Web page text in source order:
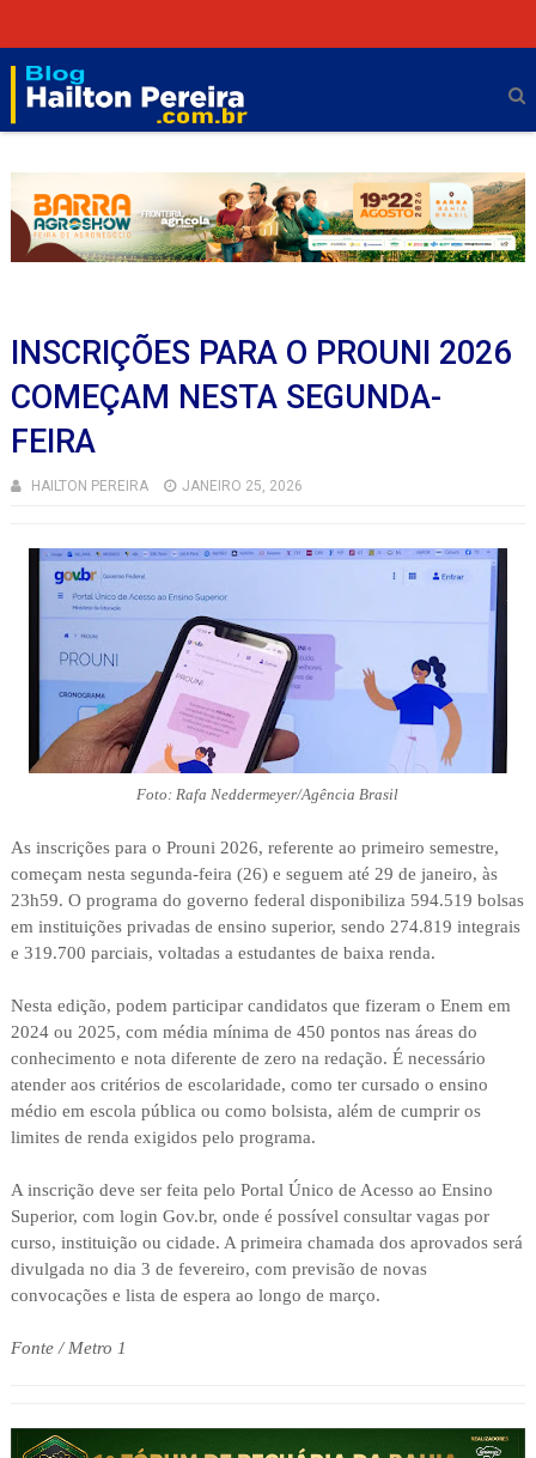
INSCRIÇÕES PARA O PROUNI 2026
COMEÇAM NESTA SEGUNDA-
FEIRA
HAILTON PEREIRA JANEIRO 25, 2026
Foto: Rafa Neddermeyer/Agência Brasil
As inscrições para o Prouni 2026, referente ao primeiro semestre,
começam nesta segunda-feira (26) e seguem até 29 de janeiro, às
23h59. O programa do governo federal disponibiliza 594.519 bolsas
em instituições privadas de ensino superior, sendo 274.819 integrais
e 319.700 parciais, voltadas a estudantes de baixa renda.
Nesta edição, podem participar candidatos que fizeram o Enem em
2024 ou 2025, com média mínima de 450 pontos nas áreas do
conhecimento e nota diferente de zero na redação. É necessário
atender aos critérios de escolaridade, como ter cursado o ensino
médio em escola pública ou como bolsista, além de cumprir os
limites de renda exigidos pelo programa.
A inscrição deve ser feita pelo Portal Único de Acesso ao Ensino
Superior, com login Gov.br, onde é possível consultar vagas por
curso, instituição ou cidade. A primeira chamada dos aprovados será
divulgada no dia 3 de fevereiro, com previsão de novas
convocações e lista de espera ao longo de março.
Fonte / Metro 1